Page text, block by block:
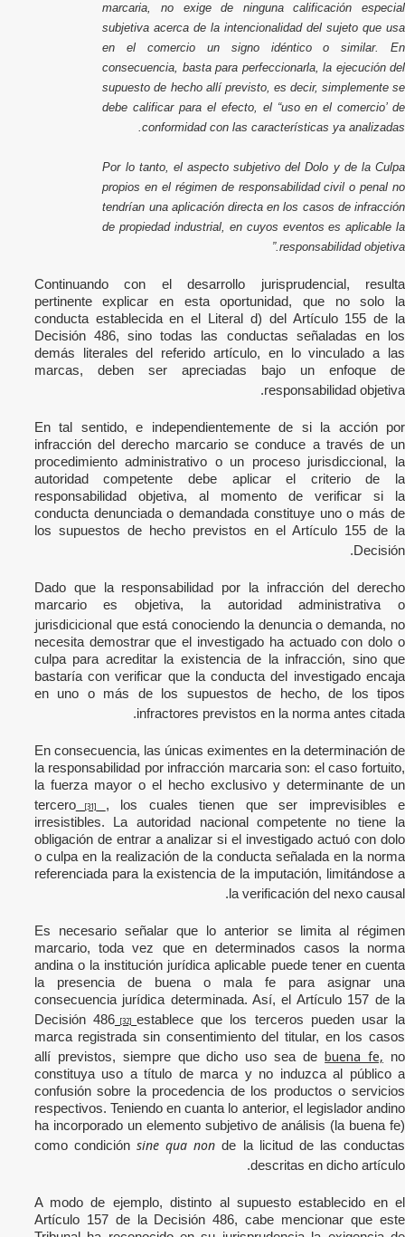
marcaria, no exige de ninguna calificación especial
subjetiva acerca de la intencionalidad del sujeto que usa
en el comercio un signo idéntico o similar. En
consecuencia, basta para perfeccionarla, la ejecución del
supuesto de hecho allí previsto, es decir, simplemente se
debe calificar para el efecto, el “uso en el comercio’ de
conformidad con las características ya analizadas.
Por lo tanto, el aspecto subjetivo del Dolo y de la Culpa
propios en el régimen de responsabilidad civil o penal no
tendrían una aplicación directa en los casos de infracción
de propiedad industrial, en cuyos eventos es aplicable la
responsabilidad objetiva.”
Continuando con el desarrollo jurisprudencial, resulta
pertinente explicar en esta oportunidad, que no solo la
conducta establecida en el Literal d) del Artículo 155 de la
Decisión 486, sino todas las conductas señaladas en los
demás literales del referido artículo, en lo vinculado a las
marcas, deben ser apreciadas bajo un enfoque de
responsabilidad objetiva.
En tal sentido, e independientemente de si la acción por
infracción del derecho marcario se conduce a través de un
procedimiento administrativo o un proceso jurisdiccional, la
autoridad competente debe aplicar el criterio de la
responsabilidad objetiva, al momento de verificar si la
conducta denunciada o demandada constituye uno o más de
los supuestos de hecho previstos en el Artículo 155 de la
Decisión.
Dado que la responsabilidad por la infracción del derecho
marcario es objetiva, la autoridad administrativa o
jurisdicicional que está conociendo la denuncia o demanda, no
necesita demostrar que el investigado ha actuado con dolo o
culpa para acreditar la existencia de la infracción, sino que
bastaría con verificar que la conducta del investigado encaja
en uno o más de los supuestos de hecho, de los tipos
infractores previstos en la norma antes citada.
En consecuencia, las únicas eximentes en la determinación de
la responsabilidad por infracción marcaria son: el caso fortuito,
la fuerza mayor o el hecho exclusivo y determinante de un
tercero
[31]
, los cuales tienen que ser imprevisibles e
irresistibles. La autoridad nacional competente no tiene la
obligación de entrar a analizar si el investigado actuó con dolo
o culpa en la realización de la conducta señalada en la norma
referenciada para la existencia de la imputación, limitándose a
la verificación del nexo causal.
Es necesario señalar que lo anterior se limita al régimen
marcario, toda vez que en determinados casos la norma
andina o la institución jurídica aplicable puede tener en cuenta
la presencia de buena o mala fe para asignar una
consecuencia jurídica determinada. Así, el Artículo 157 de la
Decisión 486 [32] establece que los terceros pueden usar la
marca registrada sin consentimiento del titular, en los casos
allí previstos, siempre que dicho uso sea de buena fe, no
constituya uso a título de marca y no induzca al público a
confusión sobre la procedencia de los productos o servicios
respectivos. Teniendo en cuanta lo anterior, el legislador andino
ha incorporado un elemento subjetivo de análisis (la buena fe)
como condiciónsine qua non de la licitud de las conductas
descritas en dicho artículo.
A modo de ejemplo, distinto al supuesto establecido en el
Artículo 157 de la Decisión 486, cabe mencionar que este